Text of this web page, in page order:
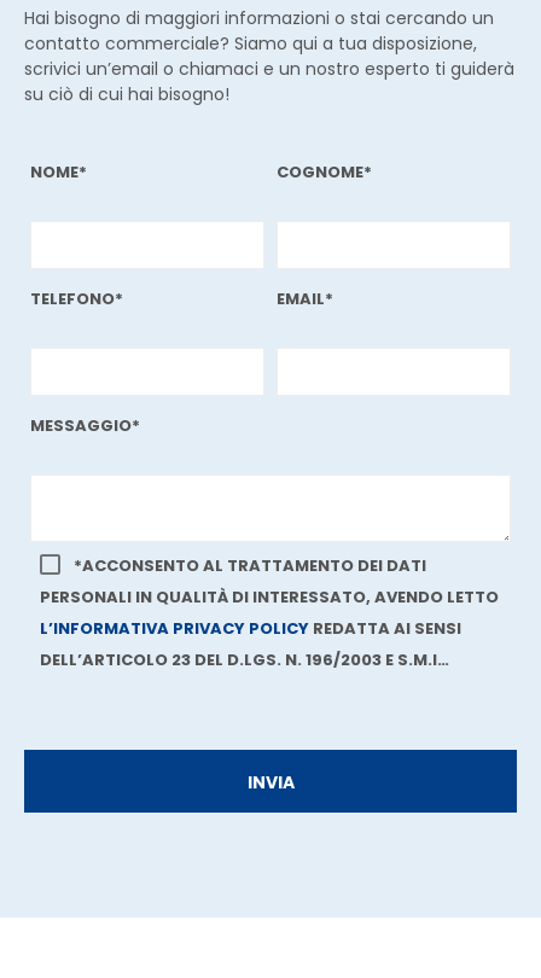
Hai bisogno di maggiori informazioni o stai cercando un
contatto commerciale? Siamo qui a tua disposizione,
scrivici un’email o chiamaci e un nostro esperto ti guiderà
su ciò di cui hai bisogno!
NOME* COGNOME*
TELEFONO* EMAIL*
MESSAGGIO*
*ACCONSENTO AL TRATTAMENTO DEI DATI
PERSONALI IN QUALITÀ DI INTERESSATO, AVENDO LETTO
L’INFORMATIVA PRIVACY POLICY REDATTA AI SENSI
DELL’ARTICOLO 23 DEL D.LGS. N. 196/2003 E S.M.I…